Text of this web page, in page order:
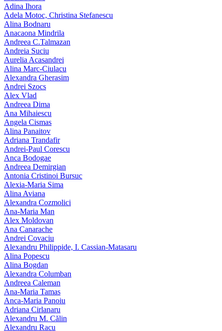
Adina Ihora
Adela Motoc, Christina Stefanescu
Alina Bodnaru
Anacaona Mindrila
Andreea C.Talmazan
Andreia Suciu
Aurelia Acasandrei
Alina Marc-Ciulacu
Alexandra Gherasim
Andrei Szocs
Alex Vlad
Andreea Dima
Ana Mihaiescu
Angela Cismas
Alina Panaitov
Adriana Trandafir
Andrei-Paul Corescu
Anca Bodogae
Andreea Demirgian
Antonia Cristinoi Bursuc
Alexia-Maria Sima
Alina Aviana
Alexandra Cozmolici
Ana-Maria Man
Alex Moldovan
Ana Canarache
Andrei Covaciu
Alexandru Philippide, I. Cassian‑Matasaru
Alina Popescu
Alina Bogdan
Alexandra Columban
Andreea Caleman
Ana-Maria Tamas
Anca-Maria Panoiu
Adriana Cirlanaru
Alexandru M. Călin
Alexandru Racu